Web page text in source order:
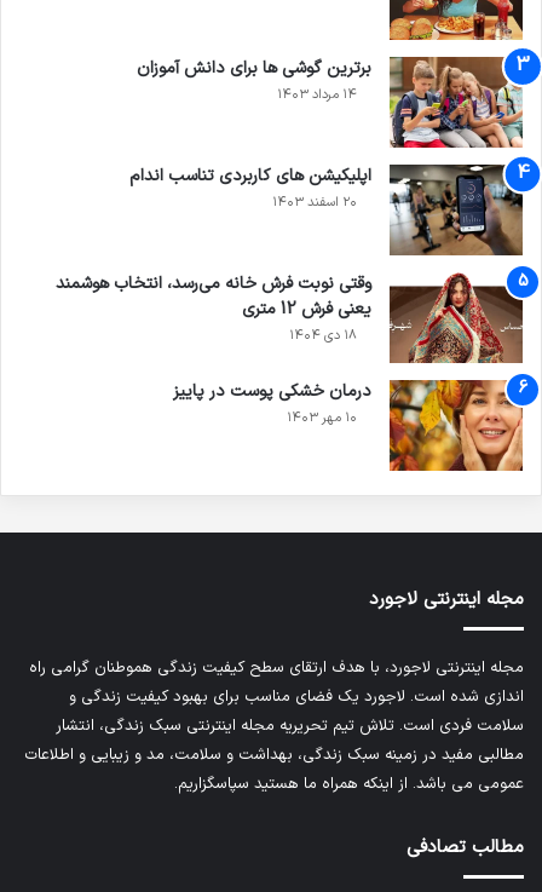
برترین گوشی ها برای دانش آموزان
۱۴ مرداد ۱۴۰۳
اپلیکیشن های کاربردی تناسب اندام
۲۰ اسفند ۱۴۰۳
وقتی نوبت فرش خانه می‌رسد، انتخاب هوشمند
یعنی فرش 12 متری
۱۸ دی ۱۴۰۴
درمان خشکی پوست در پاییز
۱۰ مهر ۱۴۰۳
مجله اینترنتی لاجورد
مجله اینترنتی لاجورد، با هدف ارتقای سطح کیفیت زندگی هموطنان گرامی راه
اندازی شده است. لاجورد یک فضای مناسب برای بهبود کیفیت زندگی و
سلامت فردی است. تلاش تیم تحریریه مجله اینترنتی سبک زندگی، انتشار
مطالبی مفید در زمینه سبک زندگی، بهداشت و سلامت، مد و زیبایی و اطلاعات
عمومی می باشد. از اینکه همراه ما هستید سپاسگزاریم.
مطالب تصادفی